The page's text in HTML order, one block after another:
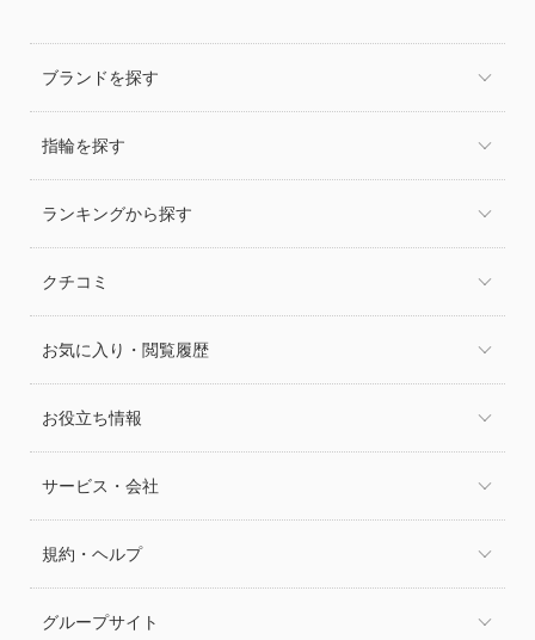
ブランドを探す
指輪を探す
ランキングから探す
クチコミ
お気に入り・閲覧履歴
お役立ち情報
サービス・会社
規約・ヘルプ
グループサイト